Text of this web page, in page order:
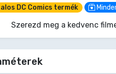
és Funko gyűjtő
energiája beragyogja egész
figura; a hihetetlen erő, a
még ma, és érezd erőteljes
DC Comics termék
Szerezd meg a kedvenc